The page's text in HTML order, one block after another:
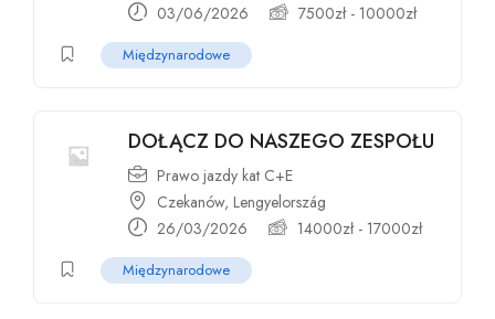
03/06/2026
7500zł- 10000zł
Międzynarodowe
DOŁĄCZ DO NASZEGO ZESPOŁU
Prawo jazdy kat C+E
Czekanów, Lengyelország
26/03/2026
14000zł- 17000zł
Międzynarodowe